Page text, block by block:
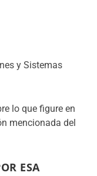
y Sistemas
lo que figure en
mencionada del
ESA